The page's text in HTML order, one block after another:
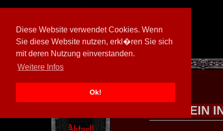
Diese Website verwendet Cookies. Wenn
Sie diese Website nutzen, erkl�ren Sie sich
mit deren Nutzung einverstanden.
Weitere Infos
Ok!
[ 597026/M3]
EIN